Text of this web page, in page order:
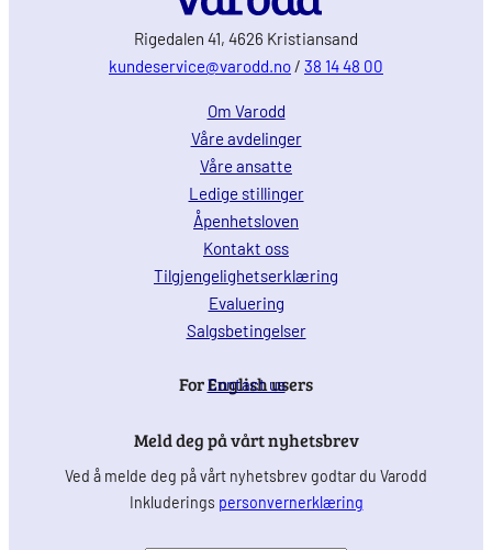
Rigedalen 41, 4626 Kristiansand
kundeservice@varodd.no / 38 14 48 00
Om Varodd
Våre avdelinger
Våre ansatte
Ledige stillinger
Åpenhetsloven
Kontakt oss
Tilgjengelighetserklæring
Evaluering
Salgsbetingelser
For English users
Contact us
Meld deg på vårt nyhetsbrev
Ved å melde deg på vårt nyhetsbrev godtar du Varodd
Inkluderings personvernerklæring